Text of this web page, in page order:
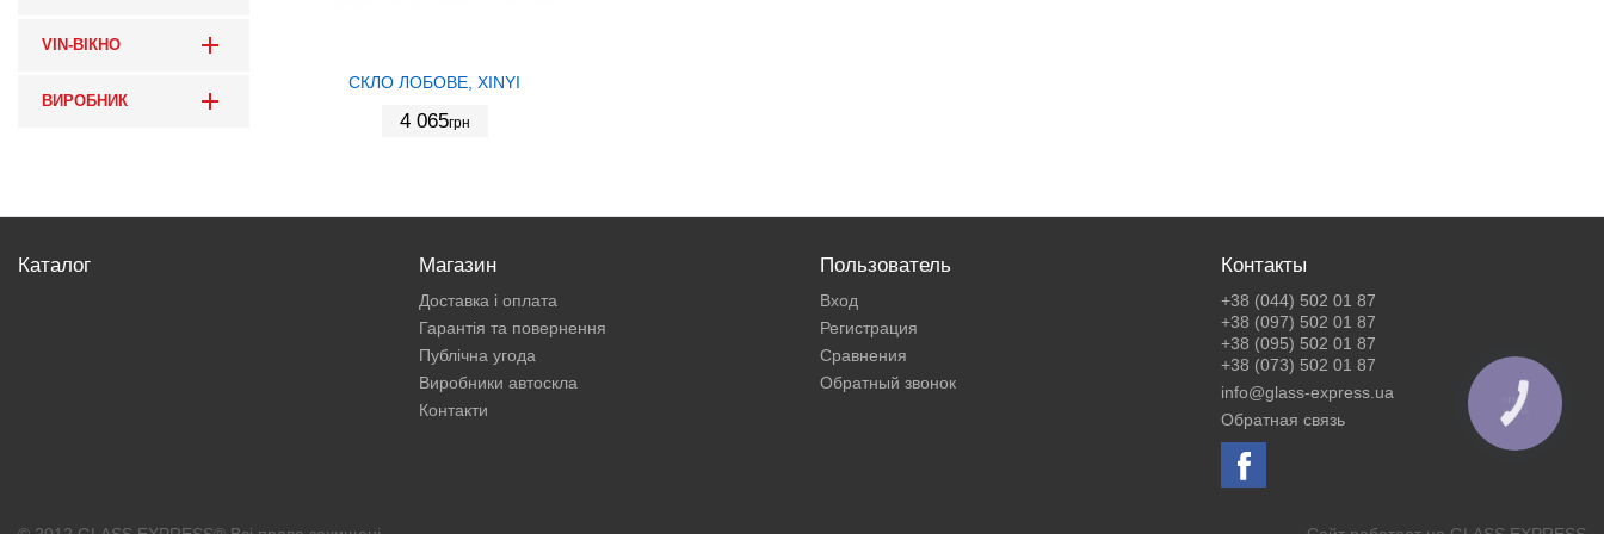
VIN-ВІКНО
ВИРОБНИК
СКЛО ЛОБОВЕ, XINYI
4 065грн
Каталог Магазин
Доставка і оплата
Гарантія та повернення
Публічна угода
Виробники автоскла
Контакти
Пользователь
Вход
Регистрация
Сравнения
Обратный звонок
Контакты
+38 (044) 502 01 87
+38 (097) 502 01 87
+38 (095) 502 01 87
+38 (073) 502 01 87
info@glass-express.ua
Обратная связь
КНОПКА
ЗВ'ЯЗКУ